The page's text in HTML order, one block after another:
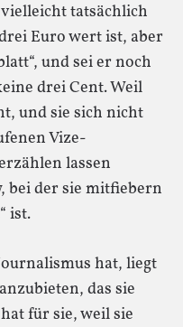
tatsächlich
Euro wert ist, aber
und sei er noch
drei Cent. Weil
und sie sich nicht
Vize-
lassen
bei der sie mitfiebern
ist.
hat, liegt
das sie
für sie, weil sie